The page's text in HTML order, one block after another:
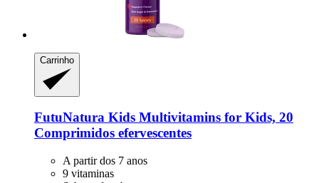
Carrinho
FutuNatura Kids Multivitamins for Kids, 20
Comprimidos efervescentes
A partir dos 7 anos
9 vitaminas